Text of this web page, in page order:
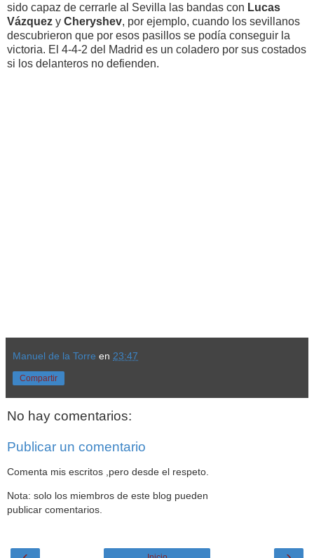
sido capaz de cerrarle al Sevilla las bandas con Lucas
Vázquez y Cheryshev, por ejemplo, cuando los sevillanos
descubrieron que por esos pasillos se podía conseguir la
victoria. El 4-4-2 del Madrid es un coladero por sus costados
si los delanteros no defienden.
Manuel de la Torre en 23:47
Compartir
No hay comentarios:
Publicar un comentario
Comenta mis escritos ,pero desde el respeto.
Nota: solo los miembros de este blog pueden
publicar comentarios.